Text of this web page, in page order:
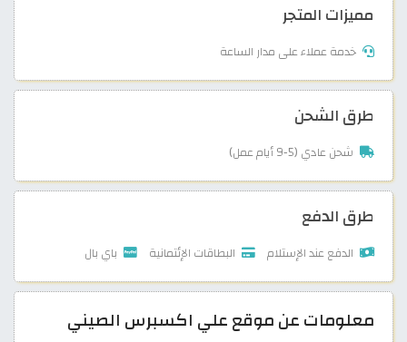
مميزات المتجر
خدمة عملاء على مدار الساعة
طرق الشحن
شحن عادي (5-9 أيام عمل)
طرق الدفع
الدفع عند الإستلام البطاقات الإئتمانية باي بال
معلومات عن موقع علي اكسبرس الصيني